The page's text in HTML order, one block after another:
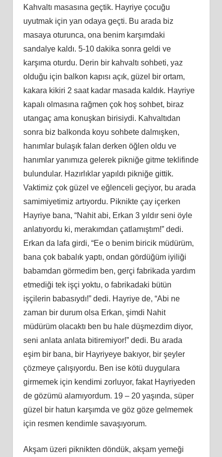
Kahvaltı masasına geçtik. Hayriye çocuğu
uyutmak için yan odaya geçti. Bu arada biz
masaya oturunca, ona benim karşımdaki
sandalye kaldı. 5-10 dakika sonra geldi ve
karşıma oturdu. Derin bir kahvaltı sohbeti, yaz
olduğu için balkon kapısı açık, güzel bir ortam,
kakara kikiri 2 saat kadar masada kaldık. Hayriye
kapalı olmasına rağmen çok hoş sohbet, biraz
utangaç ama konuşkan birisiydi. Kahvaltıdan
sonra biz balkonda koyu sohbete dalmışken,
hanımlar bulaşık falan derken öğlen oldu ve
hanımlar yanımıza gelerek pikniğe gitme teklifinde
bulundular. Hazırlıklar yapıldı pikniğe gittik.
Vaktimiz çok güzel ve eğlenceli geçiyor, bu arada
samimiyetimiz artıyordu. Piknikte çay içerken
Hayriye bana, “Nahit abi, Erkan 3 yıldır seni öyle
anlatıyordu ki, merakımdan çatlamıştım!” dedi.
Erkan da lafa girdi, “Ee o benim biricik müdürüm,
bana çok babalık yaptı, ondan gördüğüm iyiliği
babamdan görmedim ben, gerçi fabrikada yardım
etmediği tek işçi yoktu, o fabrikadaki bütün
işçilerin babasıydı!” dedi. Hayriye de, “Abi ne
zaman bir durum olsa Erkan, şimdi Nahit
müdürüm olacaktı ben bu hale düşmezdim diyor,
seni anlata anlata bitiremiyor!” dedi. Bu arada
eşim bir bana, bir Hayriyeye bakıyor, bir şeyler
çözmeye çalışıyordu. Ben ise kötü duygulara
girmemek için kendimi zorluyor, fakat Hayriyeden
de gözümü alamıyordum. 19 – 20 yaşında, süper
güzel bir hatun karşımda ve göz göze gelmemek
için resmen kendimle savaşıyorum.
Akşam üzeri piknikten döndük, akşam yemeği